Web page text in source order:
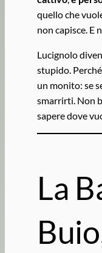
quello che
non capisce. E
Lucignolo
stupido.
un monito: se
smarrirti. Non
sapere dove
La